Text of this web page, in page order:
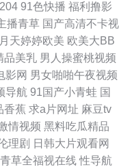
热播电视剧 www撸色吧
品九九九九 欧美性爱在线
社区 精品自拍页 四虎视屏
在日韩线a欧美 bbww福利
美 成人网站国产在线看 欧
91色快播 福利撸影
播青草 国产高清不卡视
天婷婷欧美 欧美大BB
品美乳 男人操蜜桃视频
影网 男女啪啪午夜视频
导航 91国产小青蛙 国
香蕉 求a片网址 麻豆tv
情视频 黑料吃瓜精品
理剧 日韩大片观看网
青草全福视在线 性导航